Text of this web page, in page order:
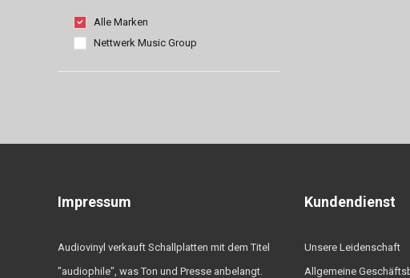
Alle Marken
Nettwerk Music Group
Impressum
Audiovinyl verkauft Schallplatten mit dem Titel
"audiophile", was Ton und Presse anbelangt.
Kundendienst
Unsere Leidenschaft
Allgemeine